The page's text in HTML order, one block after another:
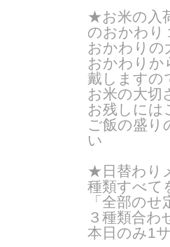
★お米の入
のおかわり
おかわりの
おかわりか
戴しますの
お米の大切
お残しには
ご飯の盛り
い
★日替わり
種類すべて
「全部の
３種類合わ
本日のみ1